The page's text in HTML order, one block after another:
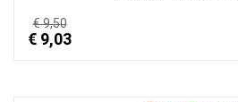
€ 9,50
€ 9,03